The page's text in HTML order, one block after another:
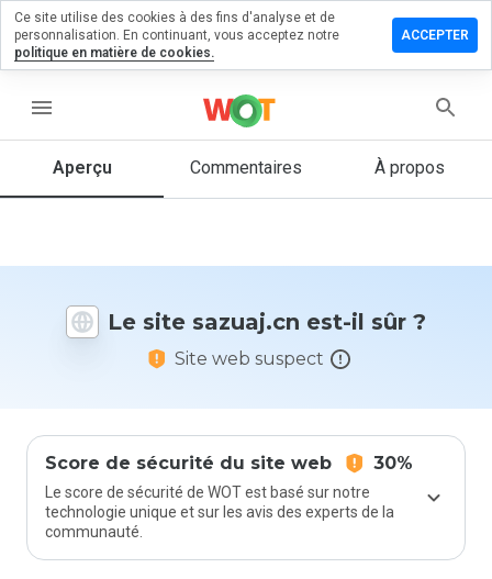
menu
Aperçu Commentaires À propos
Le site sazuaj.cn est-il sûr ?
Site web suspect
Score de sécurité du site web 30%
Le score de sécurité de WOT est basé sur notre
technologie unique et sur les avis des experts de la
communauté.
un
Quelle
donneriez-
Ce site utilise des cookies à des fins d'analyse et de
personnalisation. En continuant, vous acceptez notre
politique en matière de cookies.
ACCEPTER